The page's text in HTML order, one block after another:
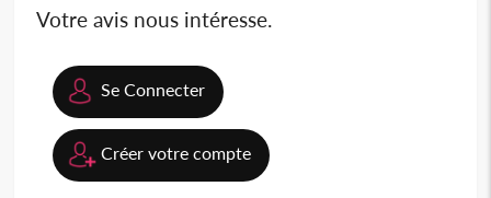
Votre avis nous intéresse.
Se Connecter
Créer votre compte